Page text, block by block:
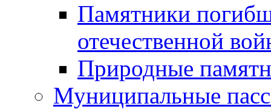
Памятники
отечественной
Природные
Муниципальные